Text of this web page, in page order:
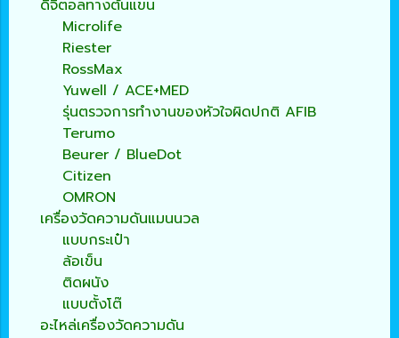
ดิจิตอลทางต้นแขน
Microlife
Riester
RossMax
Yuwell / ACE+MED
รุ่นตรวจการทำงานของหัวใจผิดปกติ AFIB
Terumo
Beurer / BlueDot
Citizen
OMRON
เครื่องวัดความดันแมนนวล
แบบกระเป๋า
ล้อเข็น
ติดผนัง
แบบตั้งโต๊
อะไหล่เครื่องวัดความดัน